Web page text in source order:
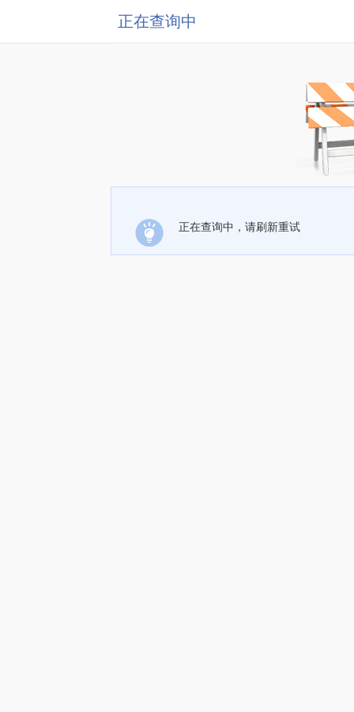
正在查询中
正在查询中，请刷新重试